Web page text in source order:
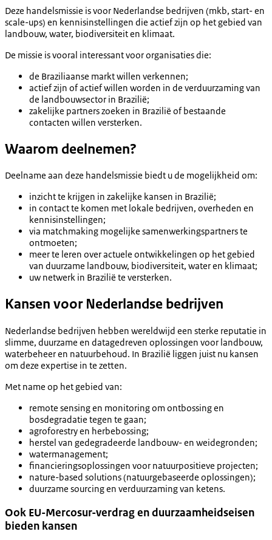
Deze handelsmissie is voor Nederlandse bedrijven (mkb, start- en
scale-ups) en kennisinstellingen die actief zijn op het gebied van
landbouw, water, biodiversiteit en klimaat.
De missie is vooral interessant voor organisaties die:
de Braziliaanse markt willen verkennen;
actief zijn of actief willen worden in de verduurzaming van
de landbouwsector in Brazilië;
zakelijke partners zoeken in Brazilië of bestaande
contacten willen versterken.
Waarom deelnemen?
Deelname aan deze handelsmissie biedt u de mogelijkheid om:
inzicht te krijgen in zakelijke kansen in Brazilië;
in contact te komen met lokale bedrijven, overheden en
kennisinstellingen;
via matchmaking mogelijke samenwerkingspartners te
ontmoeten;
meer te leren over actuele ontwikkelingen op het gebied
van duurzame landbouw, biodiversiteit, water en klimaat;
uw netwerk in Brazilië te versterken.
Kansen voor Nederlandse bedrijven
Nederlandse bedrijven hebben wereldwijd een sterke reputatie in
slimme, duurzame en datagedreven oplossingen voor landbouw,
waterbeheer en natuurbehoud. In Brazilië liggen juist nu kansen
om deze expertise in te zetten.
Met name op het gebied van:
remote sensing en monitoring om ontbossing en
bosdegradatie tegen te gaan;
agroforestry en herbebossing;
herstel van gedegradeerde landbouw- en weidegronden;
watermanagement;
financieringsoplossingen voor natuurpositieve projecten;
nature-based solutions (natuurgebaseerde oplossingen);
duurzame sourcing en verduurzaming van ketens.
Ook EU-Mercosur-verdrag en duurzaamheidseisen
bieden kansen